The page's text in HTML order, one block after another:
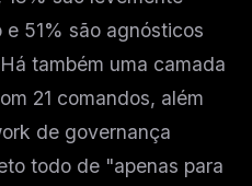
51% são agnósticos
também uma camada
21 comandos, além
de governança
todo de "apenas para